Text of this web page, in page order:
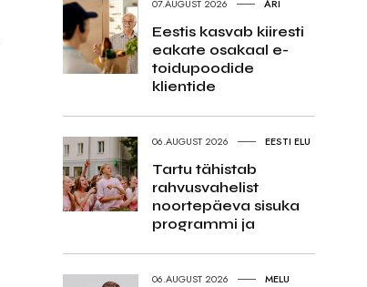
07.AUGUST 2026 ÄRI
Eestis kasvab kiiresti
eakate osakaal e-
toidupoodide
klientide
06.AUGUST 2026 EESTI ELU
Tartu tähistab
rahvusvahelist
noortepäeva sisuka
programmi ja
06.AUGUST 2026 MELU